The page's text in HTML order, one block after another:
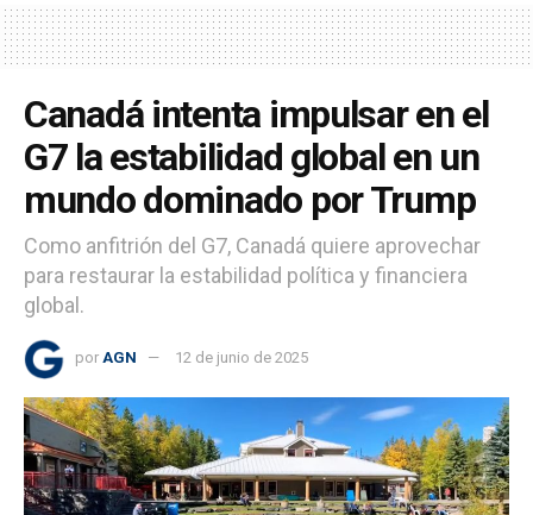
Canadá intenta impulsar en el
G7 la estabilidad global en un
mundo dominado por Trump
Como anfitrión del G7, Canadá quiere aprovechar
para restaurar la estabilidad política y financiera
global.
por AGN 12 de junio de 2025